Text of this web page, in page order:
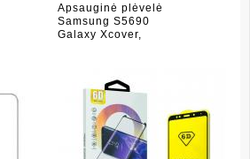
Apsauginė plėvelė
Samsung S5690
Galaxy Xcover,